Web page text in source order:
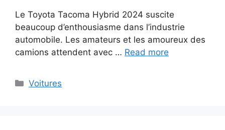
Le Toyota Tacoma Hybrid 2024 suscite
beaucoup d’enthousiasme dans l’industrie
automobile. Les amateurs et les amoureux des
camions attendent avec … Read more
Categories
Voitures